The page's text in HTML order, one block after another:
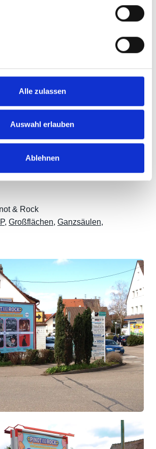
Alle zulassen
Auswahl erlauben
Ablehnen
– Festival 2024
& Rock
, Großflächen, Ganzsäulen,